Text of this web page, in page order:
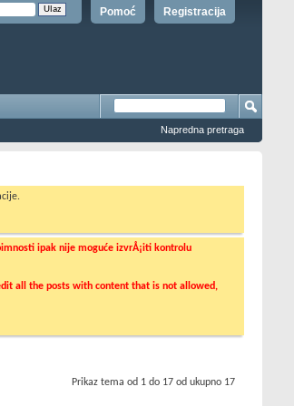
Registracija
Pomoć
Napredna pretraga
ipak nije moguće izvrÅ¡iti kontrolu
all the posts with content that is not allowed,
Prikaz tema od 1 do 17 od ukupno 17